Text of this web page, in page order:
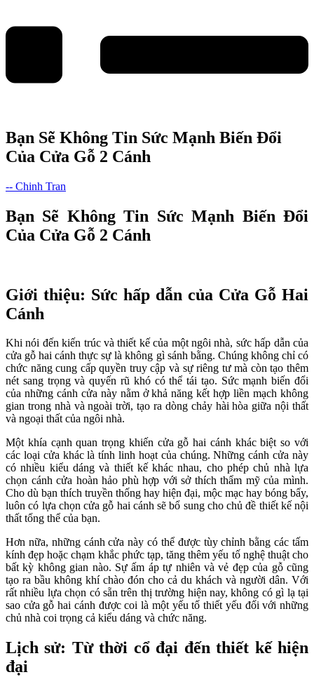
Bạn Sẽ Không Tin Sức Mạnh Biến Đổi
Của Cửa Gỗ 2 Cánh
-- Chinh Tran
Bạn Sẽ Không Tin Sức Mạnh Biến Đổi
Của Cửa Gỗ 2 Cánh
Giới thiệu: Sức hấp dẫn của Cửa Gỗ Hai
Cánh
Khi nói đến kiến trúc và thiết kế của một ngôi nhà, sức hấp dẫn của
cửa gỗ hai cánh thực sự là không gì sánh bằng. Chúng không chỉ có
chức năng cung cấp quyền truy cập và sự riêng tư mà còn tạo thêm
nét sang trọng và quyến rũ khó có thể tái tạo. Sức mạnh biến đổi
của những cánh cửa này nằm ở khả năng kết hợp liền mạch không
gian trong nhà và ngoài trời, tạo ra dòng chảy hài hòa giữa nội thất
và ngoại thất của ngôi nhà.
Một khía cạnh quan trọng khiến cửa gỗ hai cánh khác biệt so với
các loại cửa khác là tính linh hoạt của chúng. Những cánh cửa này
có nhiều kiểu dáng và thiết kế khác nhau, cho phép chủ nhà lựa
chọn cánh cửa hoàn hảo phù hợp với sở thích thẩm mỹ của mình.
Cho dù bạn thích truyền thống hay hiện đại, mộc mạc hay bóng bẩy,
luôn có lựa chọn cửa gỗ hai cánh sẽ bổ sung cho chủ đề thiết kế nội
thất tổng thể của bạn.
Hơn nữa, những cánh cửa này có thể được tùy chỉnh bằng các tấm
kính đẹp hoặc chạm khắc phức tạp, tăng thêm yếu tố nghệ thuật cho
bất kỳ không gian nào. Sự ấm áp tự nhiên và vẻ đẹp của gỗ cũng
tạo ra bầu không khí chào đón cho cả du khách và người dân. Với
rất nhiều lựa chọn có sẵn trên thị trường hiện nay, không có gì lạ tại
sao cửa gỗ hai cánh được coi là một yếu tố thiết yếu đối với những
chủ nhà coi trọng cả kiểu dáng và chức năng.
Lịch sử: Từ thời cổ đại đến thiết kế hiện
đại